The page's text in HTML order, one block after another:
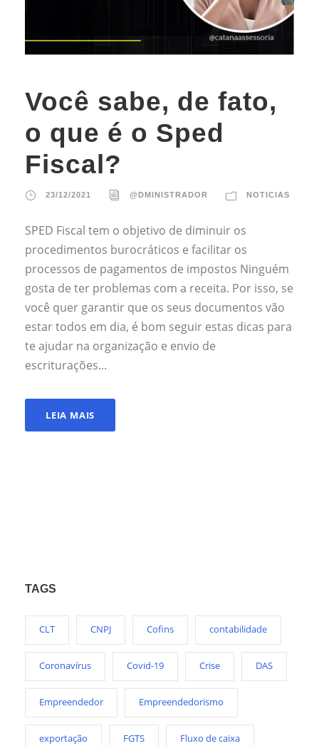
Você sabe, de fato,
o que é o Sped
Fiscal?
23/12/2021 @DMINISTRADOR NOTICIAS
SPED Fiscal tem o objetivo de diminuir os
procedimentos burocráticos e facilitar os
processos de pagamentos de impostos Ninguém
gosta de ter problemas com a receita. Por isso, se
você quer garantir que os seus documentos vão
estar todos em dia, é bom seguir estas dicas para
te ajudar na organização e envio de
escriturações...
LEIA MAIS
TAGS
CLT CNPJ Cofins contabilidade
Coronavírus Covid-19 Crise DAS
Empreendedor Empreendedorismo
exportação FGTS Fluxo de caixa